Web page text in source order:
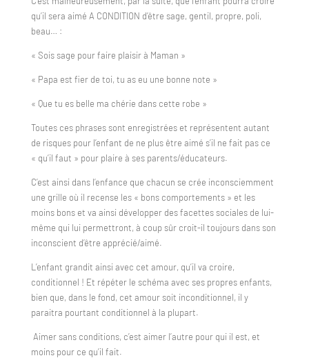
qu’il sera aimé A CONDITION d’être sage, gentil, propre, poli,
beau… :
« Sois sage pour faire plaisir à Maman »
« Papa est fier de toi, tu as eu une bonne note »
« Que tu es belle ma chérie dans cette robe »
Toutes ces phrases sont enregistrées et représentent autant
de risques pour l’enfant de ne plus être aimé s’il ne fait pas ce
« qu’il faut » pour plaire à ses parents/éducateurs.
C’est ainsi dans l’enfance que chacun se crée inconsciemment
une grille où il recense les « bons comportements » et les
moins bons et va ainsi développer des facettes sociales de lui-
même qui lui permettront, à coup sûr croit-il toujours dans son
inconscient d’être apprécié/aimé.
L’enfant grandit ainsi avec cet amour, qu’il va croire,
conditionnel ! Et répéter le schéma avec ses propres enfants,
bien que, dans le fond, cet amour soit inconditionnel, il y
paraitra pourtant conditionnel à la plupart.
Aimer sans conditions, c’est aimer l’autre pour qui il est, et
moins pour ce qu’il fait.